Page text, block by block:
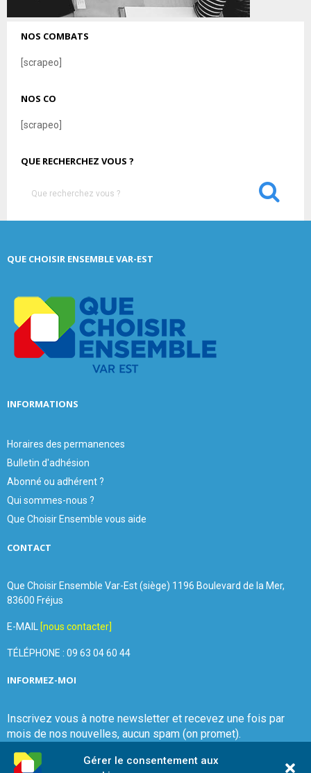
Gérer le consentement aux
NOS COMBATS
[scrapeo]
NOS CO
[scrapeo]
QUE RECHERCHEZ VOUS ?
h
S
QUE CHOISIR ENSEMBLE VAR-EST
INFORMATIONS
Horaires des permanences
Bulletin d'adhésion
Abonné ou adhérent ?
Qui sommes-nous ?
Que Choisir Ensemble vous aide
CONTACT
Que Choisir Ensemble Var-Est (siège) 1196 Boulevard de la Mer,
83600 Fréjus
E-MAIL [nous contacter]
TÉLÉPHONE : 09 63 04 60 44
INFORMEZ-MOI
Inscrivez vous à notre newsletter et recevez une fois par
mois de nos nouvelles, aucun spam (on promet).